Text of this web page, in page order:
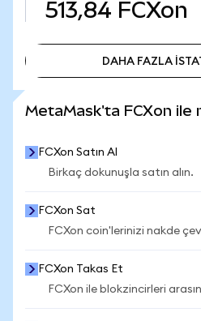
513,84 FCXon
DAHA FAZLA
MetaMask'ta FCXon ile
FCXon Satın Al
Birkaç dokunuşla satın alın.
FCXon Sat
FCXon coin'lerinizi nakde
FCXon Takas Et
FCXon ile blokzincirleri